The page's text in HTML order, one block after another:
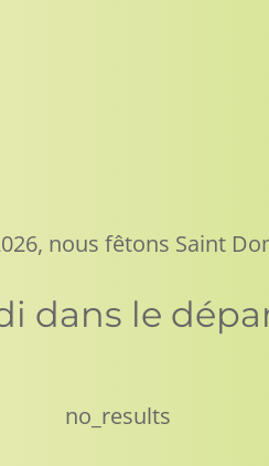
nous fêtons Saint
dans le
no_results